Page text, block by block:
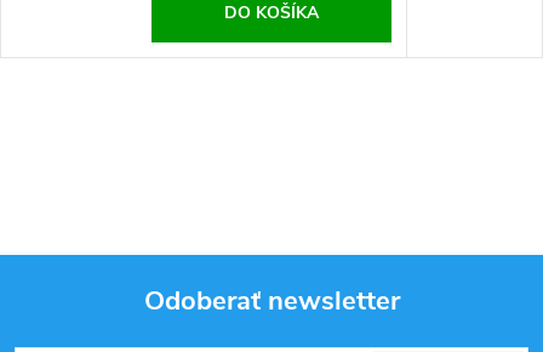
DO KOŠÍKA
Odoberať newsletter